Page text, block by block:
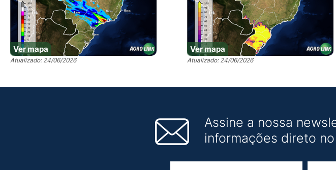
Ver mapa
Atualizado: 24/06/2026
Ver mapa
Atualizado: 24/06/2026
Assine a nossa
informações direto